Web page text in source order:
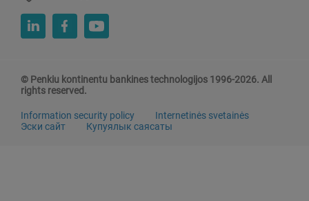
© Penkiu kontinentu bankines technologijos 1996-2026. All
rights reserved.
Information security policy
Internetinės svetainės
Эски сайт
Купуялык саясаты